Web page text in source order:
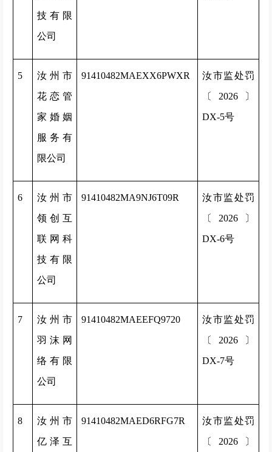
技有限
公司
5
汝州市
花恋管
家婚姻
服务有
限公司
91410482MAEXX6PWXR
汝市监处罚
〔2026〕
DX-5号
6
汝州市
领创互
联网科
技有限
公司
91410482MA9NJ6T09R
汝市监处罚
〔2026〕
DX-6号
7
汝州市
羽沫网
络有限
公司
91410482MAEEFQ9720
汝市监处罚
〔2026〕
DX-7号
8
汝州市
亿泽互
91410482MAED6RFG7R
汝市监处罚
〔2026〕